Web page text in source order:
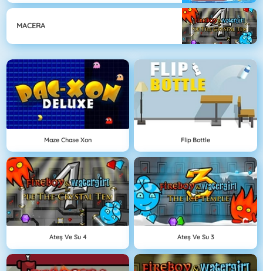
MACERA
Maze Chase Xon Flip Bottle
Ateş Ve Su 4 Ateş Ve Su 3